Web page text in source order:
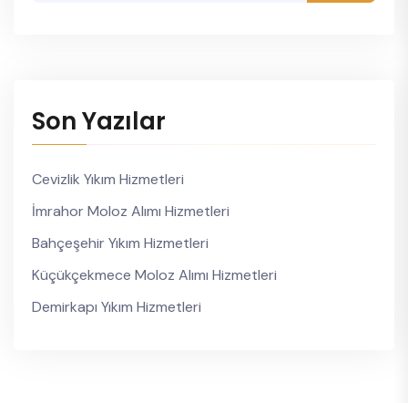
Son Yazılar
Cevizlik Yıkım Hizmetleri
İmrahor Moloz Alımı Hizmetleri
Bahçeşehir Yıkım Hizmetleri
Küçükçekmece Moloz Alımı Hizmetleri
Demirkapı Yıkım Hizmetleri